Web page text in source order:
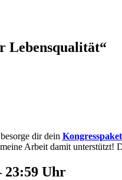
Lebensqualität“
dir dein Kongresspaket
Arbeit damit unterstützt!
23:59 Uhr